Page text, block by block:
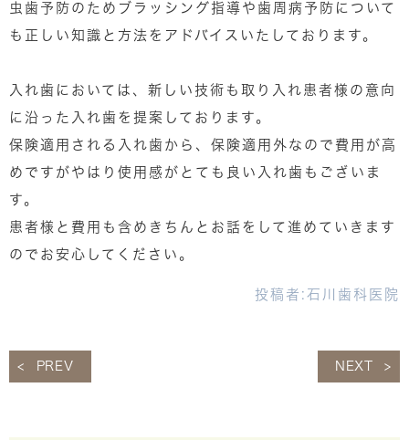
虫歯予防のためブラッシング指導や歯周病予防について
も正しい知識と方法をアドバイスいたしております。
入れ歯においては、新しい技術も取り入れ患者様の意向
に沿った入れ歯を提案しております。
保険適用される入れ歯から、保険適用外なので費用が高
めですがやはり使用感がとても良い入れ歯もございま
す。
患者様と費用も含めきちんとお話をして進めていきます
のでお安心してください。
投稿者: 石川歯科医院
PREV NEXT